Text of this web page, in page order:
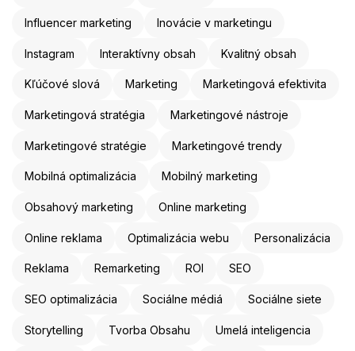
Influencer marketing Inovácie v marketingu
Instagram Interaktívny obsah Kvalitný obsah
Kľúčové slová Marketing Marketingová efektivita
Marketingová stratégia Marketingové nástroje
Marketingové stratégie Marketingové trendy
Mobilná optimalizácia Mobilný marketing
Obsahový marketing Online marketing
Online reklama Optimalizácia webu Personalizácia
Reklama Remarketing ROI SEO
SEO optimalizácia Sociálne médiá Sociálne siete
Storytelling Tvorba Obsahu Umelá inteligencia